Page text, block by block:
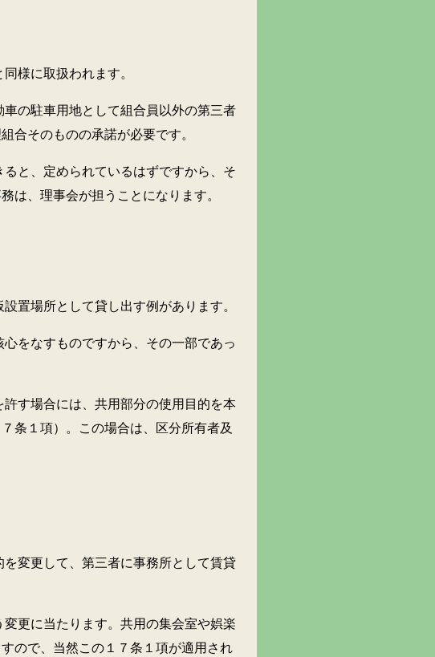
に取扱われます。
駐車用地として組合員以外の第三者
合そのものの承諾が必要です。
、定められているはずですから、そ
は、理事会が担うことになります。
場所として貸し出す例があります。
なすものですから、その一部であっ
場合には、共用部分の使用目的を本
条１項）。この場合は、区分所有者及
更して、第三者に事務所として賃貸
に当たります。共用の集会室や娯楽
ので、当然この１７条１項が適用され